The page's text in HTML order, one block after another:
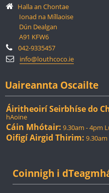
Halla an Chontae
Ionad na Míllaoise
Dún Dealgan
A91 KFW6
042-9335457
info@louthcoco.ie
Uaireannta Oscailte
Áiritheoirí Seirbhíse do
hAoine
Cáin Mhótair: 9.30am - 4pm
Oifigí Airgid Thirim:
Coinnigh i